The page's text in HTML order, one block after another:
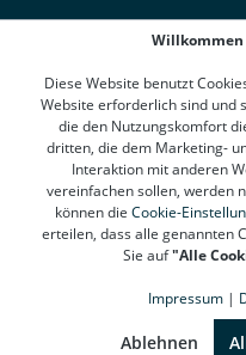
Diese Website benutzt
Website erforderlich sind und
die den Nutzungskomfort
dritten, die dem Marketing-
Interaktion mit anderen
vereinfachen sollen, werden
können die Cookie-
erteilen, dass alle genannten
Sie auf"Alle
Impressum |
Ablehnen
(4.78 / 5)
1310
Bewertungen
Informationen zur